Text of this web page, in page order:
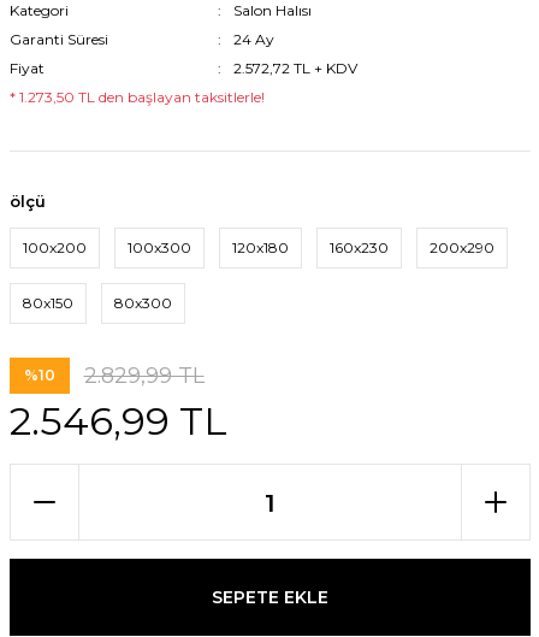
Kategori
Salon Halısı
Garanti Süresi
24 Ay
Fiyat
2.572,72 TL + KDV
* 1.273,50 TL den başlayan taksitlerle!
ölçü
100x200 100x300 120x180 160x230 200x290
80x150 80x300
%10 2.829,99 TL
2.546,99 TL
SEPETE EKLE